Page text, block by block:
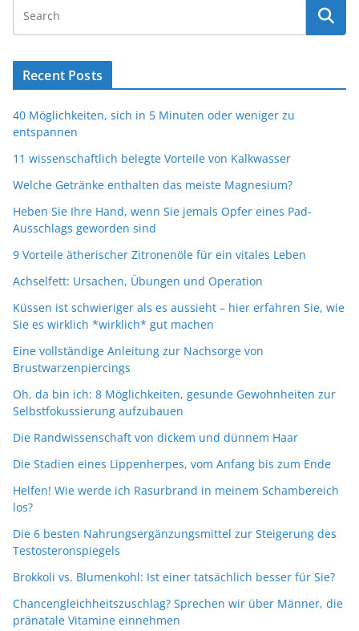
Recent Posts
40 Möglichkeiten, sich in 5 Minuten oder weniger zu
entspannen
11 wissenschaftlich belegte Vorteile von Kalkwasser
Welche Getränke enthalten das meiste Magnesium?
Heben Sie Ihre Hand, wenn Sie jemals Opfer eines Pad-
Ausschlags geworden sind
9 Vorteile ätherischer Zitronenöle für ein vitales Leben
Achselfett: Ursachen, Übungen und Operation
Küssen ist schwieriger als es aussieht – hier erfahren Sie, wie
Sie es wirklich *wirklich* gut machen
Eine vollständige Anleitung zur Nachsorge von
Brustwarzenpiercings
Oh, da bin ich: 8 Möglichkeiten, gesunde Gewohnheiten zur
Selbstfokussierung aufzubauen
Die Randwissenschaft von dickem und dünnem Haar
Die Stadien eines Lippenherpes, vom Anfang bis zum Ende
Helfen! Wie werde ich Rasurbrand in meinem Schambereich
los?
Die 6 besten Nahrungsergänzungsmittel zur Steigerung des
Testosteronspiegels
Brokkoli vs. Blumenkohl: Ist einer tatsächlich besser für Sie?
Chancengleichheitszuschlag? Sprechen wir über Männer, die
pränatale Vitamine einnehmen